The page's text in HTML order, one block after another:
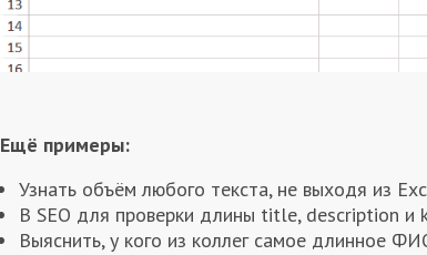
Ещё примеры:
Узнать объём любого текста, не выходя из
В SEO для проверки длины title, description и
Выяснить, у кого из коллег самое длинное